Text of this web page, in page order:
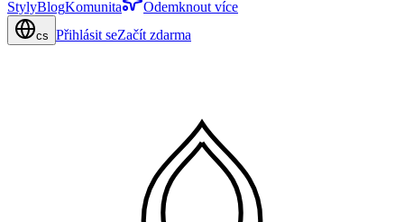
StylyBlogKomunita Odemknout více
cs Přihlásit seZačít zdarma